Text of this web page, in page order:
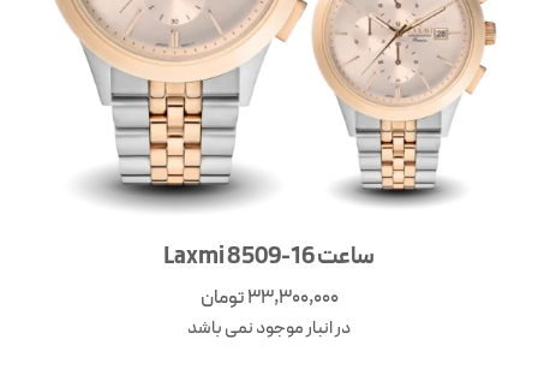
ساعت Laxmi 8509-16
33,300,000تومان
در انبار موجود نمی باشد